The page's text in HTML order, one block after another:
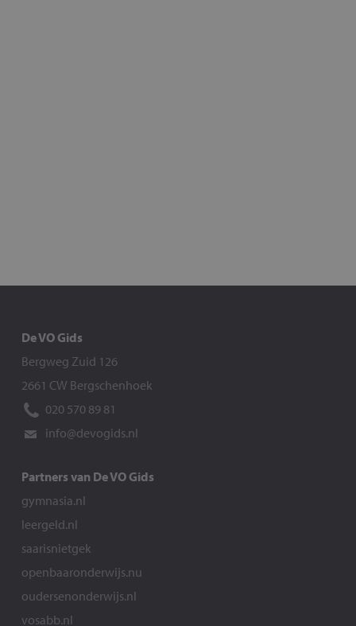
De VO Gids
Bergweg Zuid 126
2661 CW Bergschenhoek
020 570 89 81
info@devogids.nl
Partners van De VO Gids
gymnasia.nl
leergeld.nl
saarisnietgek
openbaaronderwijs.nu
oudersenonderwijs.nl
vosabb.nl